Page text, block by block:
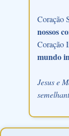
Coração
nossos
Coração
mundo
Jesus e